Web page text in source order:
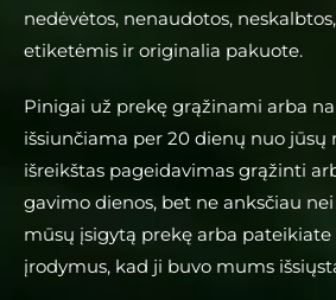
nedėvėtos, nenaudotos,
etiketėmis ir originalia pakuote.
Pinigai už prekę grąžinami arba
išsiunčiama per 20 dienų nuo jūsų
išreikštas pageidavimas grąžinti
gavimo dienos, bet ne anksčiau
mūsų įsigytą prekę arba pateikiate
įrodymus, kad ji buvo mums